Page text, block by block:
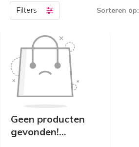
Filters Sorteren op:
Geen producten
gevonden!...